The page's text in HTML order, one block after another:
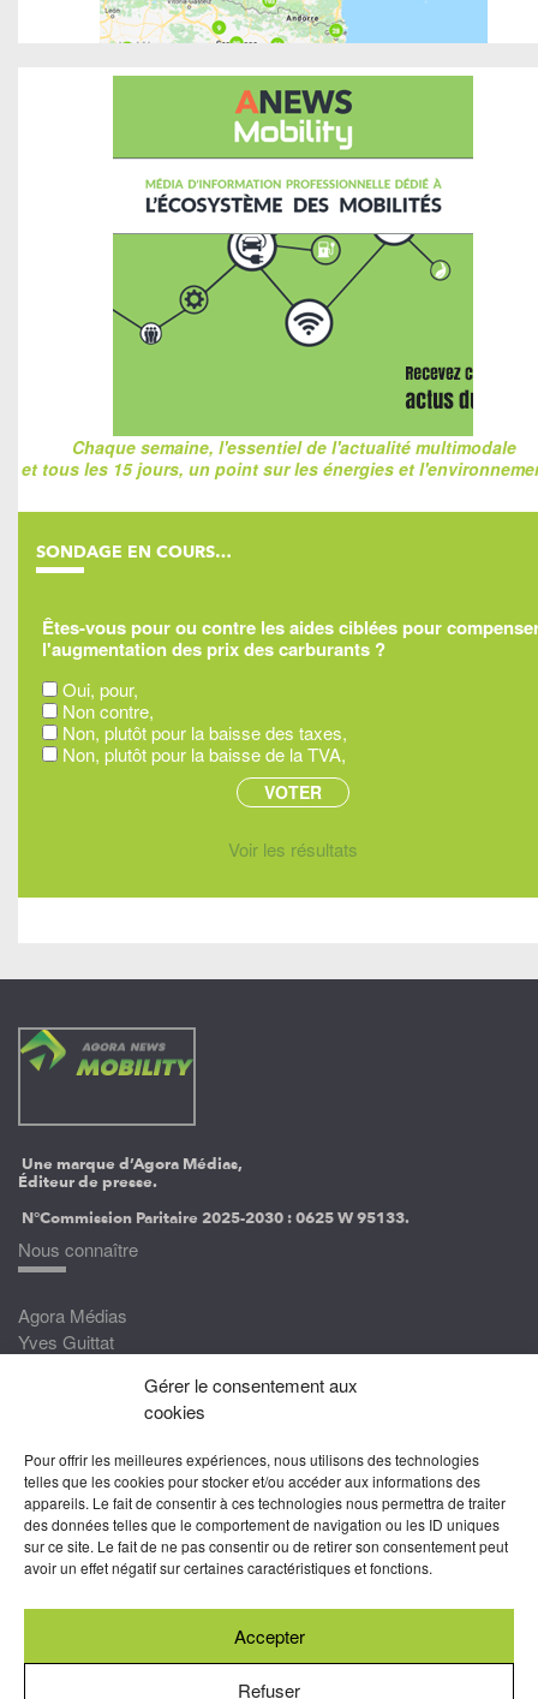
Gérer le consentement aux
cookies
Pour offrir les meilleures expériences, nous utilisons des technologies
telles que les cookies pour stocker et/ou accéder aux informations des
appareils. Le fait de consentir à ces technologies nous permettra de traiter
des données telles que le comportement de navigation ou les ID uniques
sur ce site. Le fait de ne pas consentir ou de retirer son consentement peut
avoir un effet négatif sur certaines caractéristiques et fonctions.
Accepter
Refuser
Chaque semaine, l'essentiel de l'actualité multimodale
et tous les 15 jours, un point sur les énergies et
SONDAGE EN COURS…
Êtes-vous pour ou contre les aides ciblées pour
l'augmentation des prix des carburants ?
Oui, pour,
Non contre,
Non, plutôt pour la baisse des taxes,
Non, plutôt pour la baisse de la TVA,
Voir les résultats
Une marque d’Agora Médias,
Éditeur de presse.
N°Commission Paritaire 2025-2030 :0625 W 95133.
Nous connaître
Agora Médias
Yves Guittat
Devenez correspondant
Rejoignez nos experts
Devenez Partenaire
Nous suivre
Abonnez-vous à nos newsletters